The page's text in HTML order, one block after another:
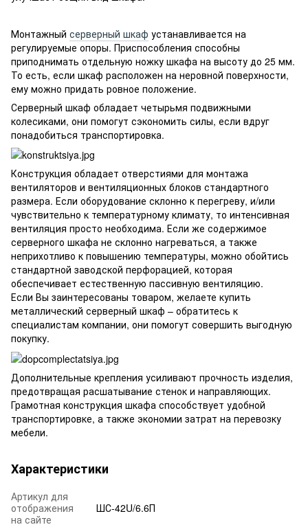
Монтажный серверный шкаф устанавливается на
регулируемые опоры. Приспособления способны
приподнимать отдельную ножку шкафа на высоту до 25 мм.
То есть, если шкаф расположен на неровной поверхности,
ему можно придать ровное положение.
Серверный шкаф обладает четырьмя подвижными
колесиками, они помогут сэкономить силы, если вдруг
понадобиться транспортировка.
Конструкция обладает отверстиями для монтажа
вентиляторов и вентиляционных блоков стандартного
размера. Если оборудование склонно к перегреву, и/или
чувствительно к температурному климату, то интенсивная
вентиляция просто необходима. Если же содержимое
серверного шкафа не склонно нагреваться, а также
неприхотливо к повышению температуры, можно обойтись
стандартной заводской перфорацией, которая
обеспечивает естественную пассивную вентиляцию.
Если Вы заинтересованы товаром, желаете купить
металлический серверный шкаф – обратитесь к
специалистам компании, они помогут совершить выгодную
покупку.
Дополнительные крепления усиливают прочность изделия,
предотвращая расшатывание стенок и направляющих.
Грамотная конструкция шкафа способствует удобной
транспортировке, а также экономии затрат на перевозку
мебели.
Характеристики
Артикул для
отображения
на сайте
ШС-42U/6.6П